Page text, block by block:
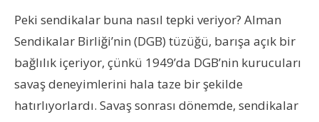
Peki sendikalar buna nasıl tepki veriyor? Alman
Sendikalar Birliği’nin (DGB) tüzüğü, barışa açık bir
bağlılık içeriyor, çünkü 1949’da DGB’nin kurucuları
savaş deneyimlerini hala taze bir şekilde
hatırlıyorlardı. Savaş sonrası dönemde, sendikalar